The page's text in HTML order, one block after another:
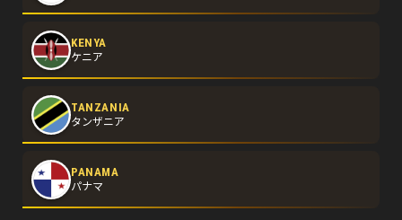
KENYA
ケニア
TANZANIA
タンザニア
PANAMA
パナマ